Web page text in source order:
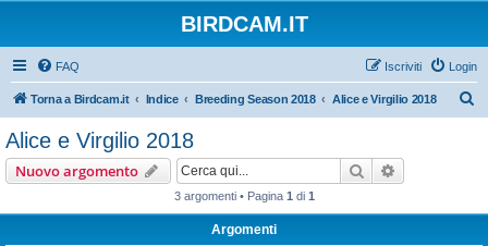
BIRDCAM.IT
FAQ Login
Iscriviti
Torna a Birdcam.it Indice Breeding Season 2018 Alice e Virgilio 2018
Alice e Virgilio 2018
Nuovo argomento Cerca
3 argomenti • Pagina 1 di 1
Argomenti